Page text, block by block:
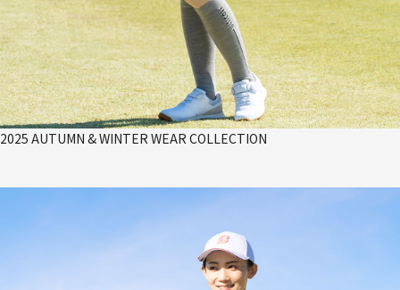
2025 AUTUMN & WINTER WEAR COLLECTION